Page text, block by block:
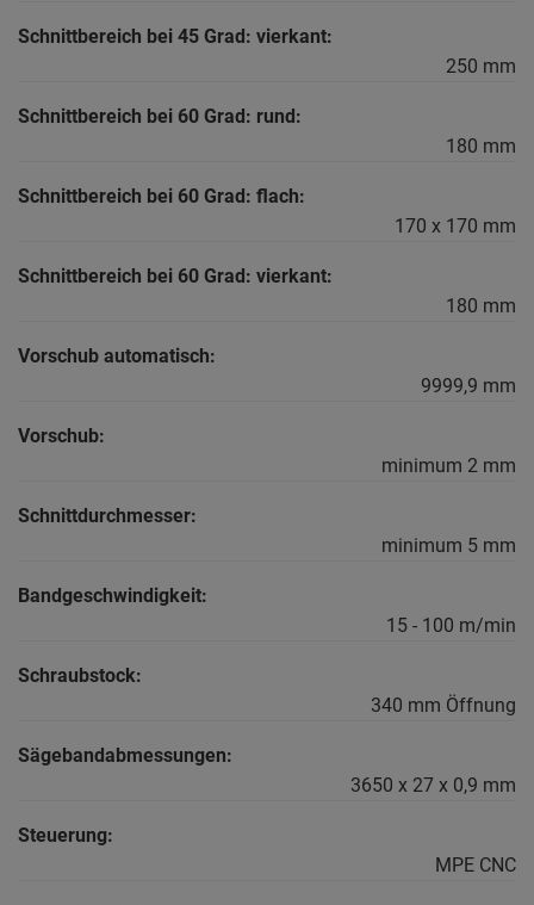
Schnittbereich bei 45 Grad: vierkant:
250 mm
Schnittbereich bei 60 Grad: rund:
180 mm
Schnittbereich bei 60 Grad: flach:
170 x 170 mm
Schnittbereich bei 60 Grad: vierkant:
180 mm
Vorschub automatisch:
9999,9 mm
Vorschub:
minimum 2 mm
Schnittdurchmesser:
minimum 5 mm
Bandgeschwindigkeit:
15 - 100 m/min
Schraubstock:
340 mm Öffnung
Sägebandabmessungen:
3650 x 27 x 0,9 mm
Steuerung:
MPE CNC